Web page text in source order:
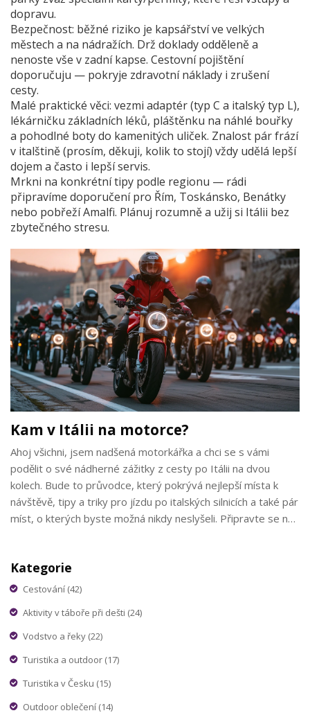
dopravu.
Bezpečnost: běžné riziko je kapsářství ve velkých
městech a na nádražích. Drž doklady odděleně a
nenoste vše v zadní kapse. Cestovní pojištění
doporučuju — pokryje zdravotní náklady i zrušení
cesty.
Malé praktické věci: vezmi adaptér (typ C a italský typ L),
lékárničku základních léků, pláštěnku na náhlé bouřky
a pohodlné boty do kamenitých uliček. Znalost pár frází
v italštině (prosím, děkuji, kolik to stojí) vždy udělá lepší
dojem a často i lepší servis.
Mrkni na konkrétní tipy podle regionu — rádi
připravíme doporučení pro Řím, Toskánsko, Benátky
nebo pobřeží Amalfi. Plánuj rozumně a užij si Itálii bez
zbytečného stresu.
Kam v Itálii na motorce?
Ahoj všichni, jsem nadšená motorkářka a chci se s vámi
podělit o své nádherné zážitky z cesty po Itálii na dvou
kolech. Bude to průvodce, který pokrývá nejlepší místa k
návštěvě, tipy a triky pro jízdu po italských silnicích a také pár
míst, o kterých byste možná nikdy neslyšeli. Připravte se na
Kategorie
Cestování (42)
Aktivity v táboře při dešti (24)
Vodstvo a řeky (22)
Turistika a outdoor (17)
Turistika v Česku (15)
Outdoor oblečení (14)